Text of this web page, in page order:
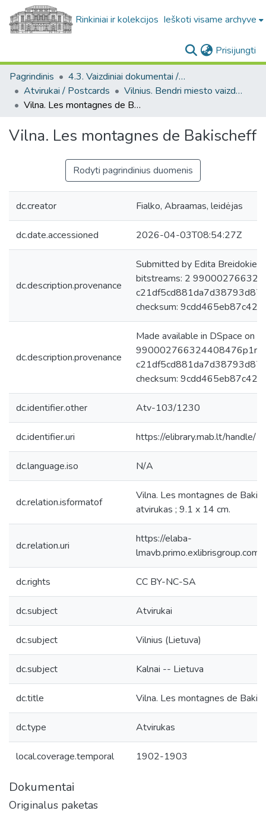
Rinkiniai ir kolekcijos Ieškoti visame archyve
Prisijungti
Pagrindinis
4.3. Vaizdiniai dokumentai / Visual documents
Atvirukai / Postcards
Vilnius. Bendri miesto vaizdai : miesto ir jo apylinkių fotografinių atvirukų rinkinys
Vilna. Les montagnes de Bakischeff
Vilna. Les montagnes de Bakischeff
Rodyti pagrindinius duomenis
dc.creator Fialko, Abraamas, leidėjas
dc.date.accessioned 2026-04-03T08:54:27Z
dc.description.provenance
Submitted by Edita
bitstreams: 2
checksum:
dc.description.provenance
Made available in DSpace on
checksum:
dc.identifier.other Atv-103/1230
dc.identifier.uri https://elibrary.mab.lt/handle/
dc.language.iso N/A
dc.relation.isformatof
Vilna. Les montagnes de
atvirukas ; 9.1 x 14 cm.
dc.relation.uri
https://elaba-
dc.rights CC BY-NC-SA
dc.subject Atvirukai
dc.subject Vilnius (Lietuva)
dc.subject Kalnai -- Lietuva
dc.title Vilna. Les montagnes de
dc.type Atvirukas
local.coverage.temporal 1902-1903
Dokumentai
Originalus paketas